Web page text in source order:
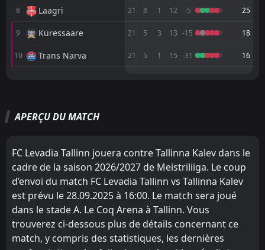
02Nov
Tallinna Kalev
FT
14:00
Tammeka
5
Tallinna Kalev
16:00
18
Tallinna Kalev
14:00
04 Oct
Tallinna Kalev
Trans Narva
3
L
FT
14:00
28 Sep
FC Levadia Tallinn
Tallinna Kalev
3
1
FT
21 Sep
Vaprus
Tallinna Kalev
1
0
8 Laagri 21 8 1 12 -5 25
9 Kuressaare 21 5 3 13 -15 18
10 Trans Narva 21 5 1 15 -31 16
1 FC Levadia Tallinn
Kalju Nomme 11 5
5 Vaprus 11 5 2 4 17
6 Tammeka 10 5 1
8 Laagri 11 5 1 5
2 Flora Tallinn
Paide 11 4
7 Nõmme United 10 4 1 5 13
5 Vaprus 10 3 1
6 Tammeka 9 3 1 5
APERÇU DU MATCH
FC Levadia Tallinn jouera contre Tallinna Kalev dans le
cadre de la saison 2026/2027 de Meistriliiga. Le coup
d’envoi du match FC Levadia Tallinn vs Tallinna Kalev
est prévu le 28.09.2025 à 16:00. Le match sera joué
dans le stade A. Le Coq Arena à Tallinn. Vous
trouverez ci-dessous plus de détails concernant ce
match, y compris des statistiques, les dernières